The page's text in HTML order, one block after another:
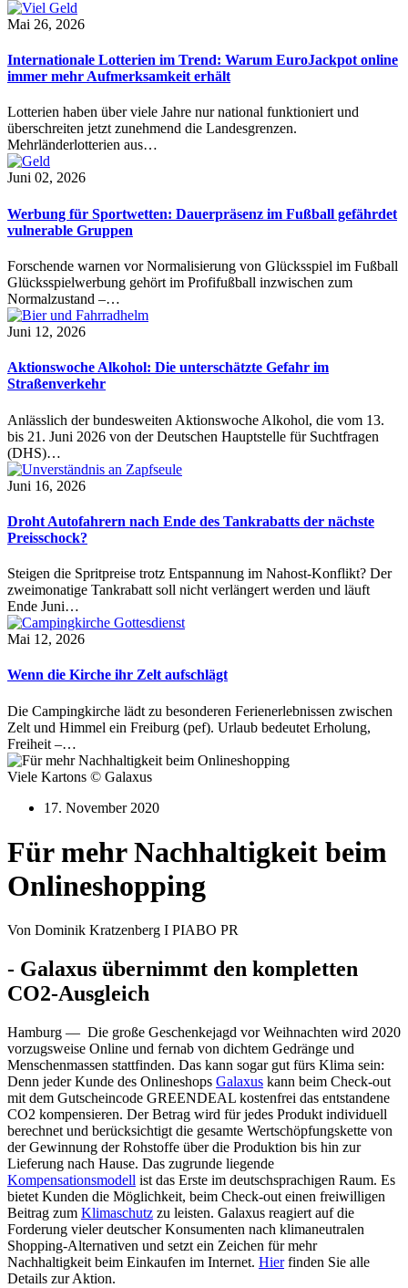
Mai 26, 2026
Internationale Lotterien im Trend: Warum EuroJackpot online
immer mehr Aufmerksamkeit erhält
Lotterien haben über viele Jahre nur national funktioniert und
überschreiten jetzt zunehmend die Landesgrenzen.
Mehrländerlotterien aus…
Juni 02, 2026
Werbung für Sportwetten: Dauerpräsenz im Fußball gefährdet
vulnerable Gruppen
Forschende warnen vor Normalisierung von Glücksspiel im Fußball
Glücksspielwerbung gehört im Profifußball inzwischen zum
Normalzustand –…
Juni 12, 2026
Aktionswoche Alkohol: Die unterschätzte Gefahr im
Straßenverkehr
Anlässlich der bundesweiten Aktionswoche Alkohol, die vom 13.
bis 21. Juni 2026 von der Deutschen Hauptstelle für Suchtfragen
(DHS)…
Juni 16, 2026
Droht Autofahrern nach Ende des Tankrabatts der nächste
Preisschock?
Steigen die Spritpreise trotz Entspannung im Nahost-Konflikt? Der
zweimonatige Tankrabatt soll nicht verlängert werden und läuft
Ende Juni…
Mai 12, 2026
Wenn die Kirche ihr Zelt aufschlägt
Die Campingkirche lädt zu besonderen Ferienerlebnissen zwischen
Zelt und Himmel ein Freiburg (pef). Urlaub bedeutet Erholung,
Freiheit –…
Viele Kartons © Galaxus
17. November 2020
Für mehr Nachhaltigkeit beim
Onlineshopping
Von Dominik Kratzenberg I PIABO PR
- Galaxus übernimmt den kompletten
CO2-Ausgleich
Hamburg — Die große Geschenkejagd vor Weihnachten wird 2020
vorzugsweise Online und fernab von dichtem Gedränge und
Menschenmassen stattfinden. Das kann sogar gut fürs Klima sein:
Denn jeder Kunde des Onlineshops Galaxus kann beim Check-out
mit dem Gutscheincode GREENDEAL kostenfrei das entstandene
CO2 kompensieren. Der Betrag wird für jedes Produkt individuell
berechnet und berücksichtigt die gesamte Wertschöpfungskette von
der Gewinnung der Rohstoffe über die Produktion bis hin zur
Lieferung nach Hause. Das zugrunde liegende
Kompensationsmodell ist das Erste im deutschsprachigen Raum. Es
bietet Kunden die Möglichkeit, beim Check-out einen freiwilligen
Beitrag zum Klimaschutz zu leisten. Galaxus reagiert auf die
Forderung vieler deutscher Konsumenten nach klimaneutralen
Shopping-Alternativen und setzt ein Zeichen für mehr
Nachhaltigkeit beim Einkaufen im Internet. Hierfinden Sie alle
Details zur Aktion.